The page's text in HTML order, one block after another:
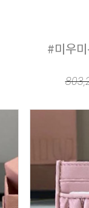
#미우